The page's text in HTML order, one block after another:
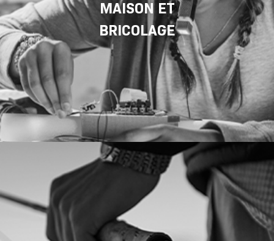
MAISON ET
BRICOLAGE